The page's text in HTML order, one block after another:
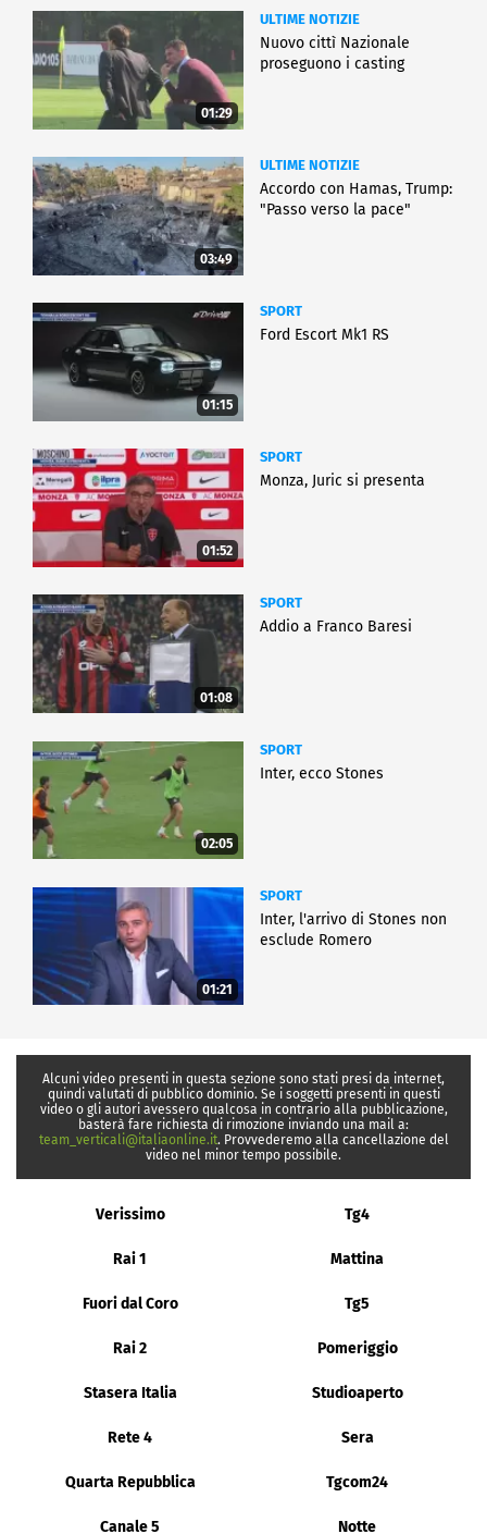
01:29
ULTIME NOTIZIE
Nuovo cittì Nazionale
proseguono i casting
03:49
ULTIME NOTIZIE
Accordo con Hamas, Trump:
"Passo verso la pace"
01:15
SPORT
Ford Escort Mk1 RS
01:52
SPORT
Monza, Juric si presenta
01:08
SPORT
Addio a Franco Baresi
02:05
SPORT
Inter, ecco Stones
01:21
SPORT
Inter, l'arrivo di Stones non
esclude Romero
Alcuni video presenti in questa sezione sono stati presi da internet,
quindi valutati di pubblico dominio. Se i soggetti presenti in questi
video o gli autori avessero qualcosa in contrario alla pubblicazione,
basterà fare richiesta di rimozione inviando una mail a:
team_verticali@italiaonline.it. Provvederemo alla cancellazione del
video nel minor tempo possibile.
Verissimo Tg4
Rai 1 Mattina
Fuori dal Coro Tg5
Rai 2 Pomeriggio
Stasera Italia Studioaperto
Rete 4 Sera
Quarta Repubblica Tgcom24
Canale 5 Notte